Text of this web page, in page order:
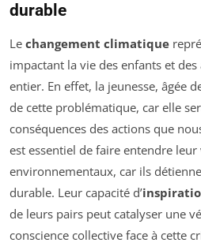
durable
Le changement climatique
impactant la vie des enfants et
entier. En effet, la jeunesse, âgée
de cette problématique, car elle
conséquences des actions que
est essentiel de faire entendre
environnementaux, car ils
durable. Leur capacité d’
de leurs pairs peut catalyser une
conscience collective face à cette